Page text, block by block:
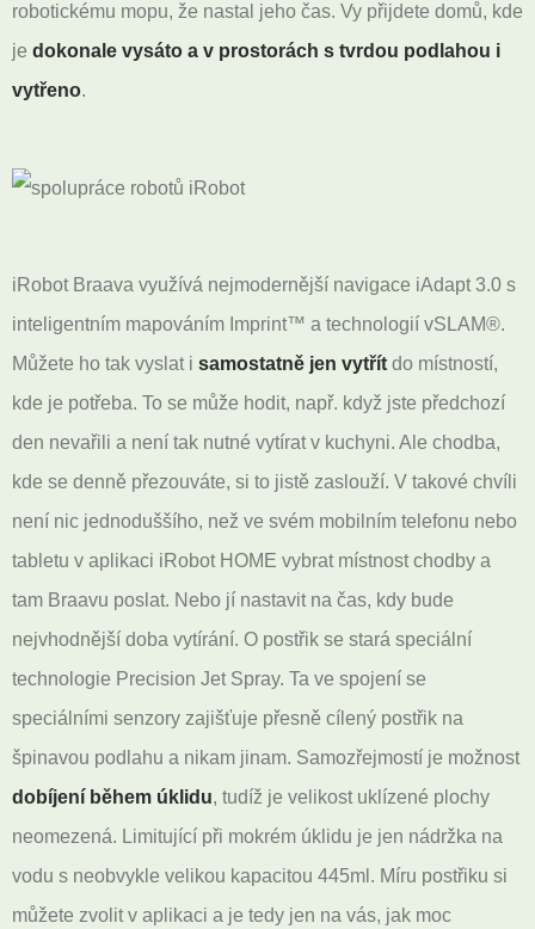
robotickému mopu, že nastal jeho čas. Vy přijdete domů, kde
je dokonale vysáto a v prostorách s tvrdou podlahou i
vytřeno.
iRobot Braava využívá nejmodernější navigace iAdapt 3.0 s
inteligentním mapováním Imprint™ a technologií vSLAM®.
Můžete ho tak vyslat i samostatně jen vytřít do místností,
kde je potřeba. To se může hodit, např. když jste předchozí
den nevařili a není tak nutné vytírat v kuchyni. Ale chodba,
kde se denně přezouváte, si to jistě zaslouží. V takové chvíli
není nic jednoduššího, než ve svém mobilním telefonu nebo
tabletu v aplikaci iRobot HOME vybrat místnost chodby a
tam Braavu poslat. Nebo jí nastavit na čas, kdy bude
nejvhodnější doba vytírání. O postřik se stará speciální
technologie Precision Jet Spray. Ta ve spojení se
speciálními senzory zajišťuje přesně cílený postřik na
špinavou podlahu a nikam jinam. Samozřejmostí je možnost
dobíjení během úklidu, tudíž je velikost uklízené plochy
neomezená. Limitující při mokrém úklidu je jen nádržka na
vodu s neobvykle velikou kapacitou 445ml. Míru postřiku si
můžete zvolit v aplikaci a je tedy jen na vás, jak moc